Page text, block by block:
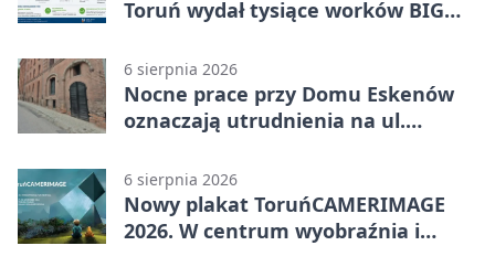
Toruń wydał tysiące worków BIG
6 sierpnia 2026
Nocne prace przy Domu Eskenów
oznaczają utrudnienia na ul.
6 sierpnia 2026
Nowy plakat ToruńCAMERIMAGE
2026. W centrum wyobraźnia i